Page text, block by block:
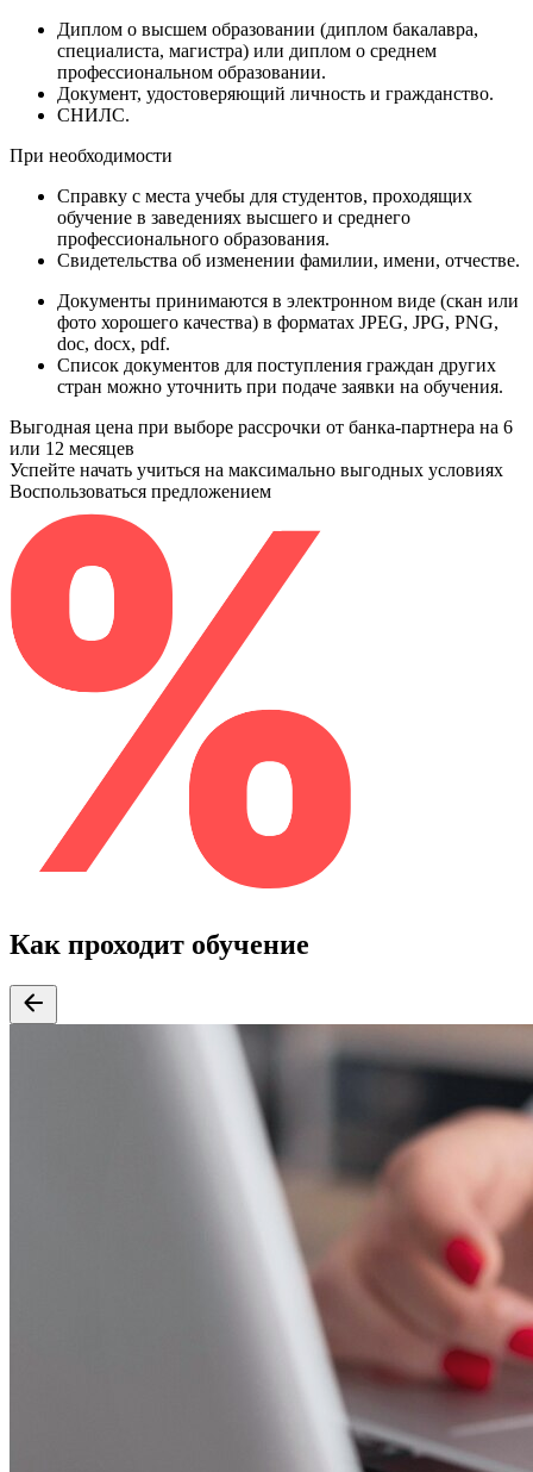
Диплом о высшем образовании (диплом бакалавра,
специалиста, магистра) или диплом о среднем
профессиональном образовании.
Документ, удостоверяющий личность и гражданство.
СНИЛС.
При необходимости
Справку с места учебы для студентов, проходящих
обучение в заведениях высшего и среднего
профессионального образования.
Свидетельства об изменении фамилии, имени, отчестве.
Документы принимаются в электронном виде (скан или
фото хорошего качества) в форматах JPEG, JPG, PNG,
doc, docx, pdf.
Список документов для поступления граждан других
стран можно уточнить при подаче заявки на обучения.
Выгодная цена при выборе рассрочки от банка-партнера на 6
или 12 месяцев
Успейте начать учиться на максимально выгодных условиях
Воспользоваться предложением
Как проходит обучение